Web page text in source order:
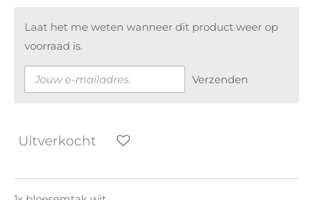
Laat het me weten wanneer dit product weer op
voorraad is.
Verzenden
Uitverkocht